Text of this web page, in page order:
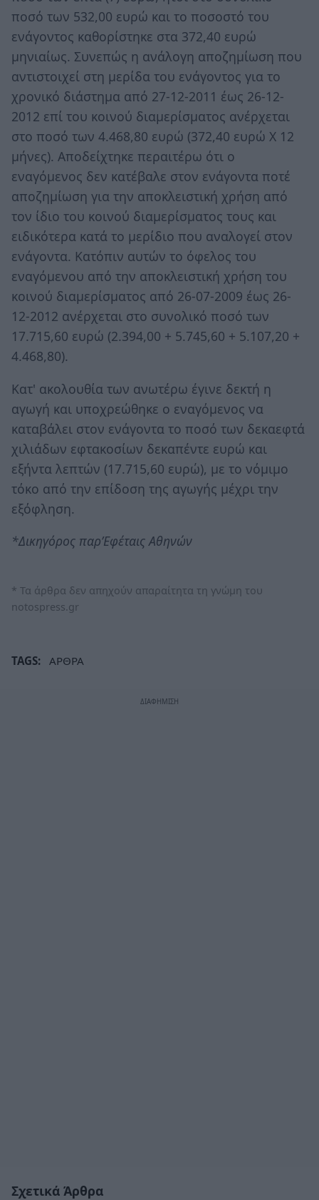
ποσό των 532,00 ευρώ και το ποσοστό του
ενάγοντος καθορίστηκε στα 372,40 ευρώ
μηνιαίως. Συνεπώς η ανάλογη αποζημίωση που
αντιστοιχεί στη μερίδα του ενάγοντος για το
χρονικό διάστημα από 27-12-2011 έως 26-12-
2012 επί του κοινού διαμερίσματος ανέρχεται
στο ποσό των 4.468,80 ευρώ (372,40 ευρώ Χ 12
μήνες). Αποδείχτηκε περαιτέρω ότι ο
εναγόμενος δεν κατέβαλε στον ενάγοντα ποτέ
αποζημίωση για την αποκλειστική χρήση από
τον ίδιο του κοινού διαμερίσματος τους και
ειδικότερα κατά το μερίδιο που αναλογεί στον
ενάγοντα. Κατόπιν αυτών το όφελος του
εναγόμενου από την αποκλειστική χρήση του
κοινού διαμερίσματος από 26-07-2009 έως 26-
12-2012 ανέρχεται στο συνολικό ποσό των
17.715,60 ευρώ (2.394,00 + 5.745,60 + 5.107,20 +
4.468,80).
Κατ' ακολουθία των ανωτέρω έγινε δεκτή η
αγωγή και υποχρεώθηκε ο εναγόμενος να
καταβάλει στον ενάγοντα το ποσό των δεκαεφτά
χιλιάδων εφτακοσίων δεκαπέντε ευρώ και
εξήντα λεπτών (17.715,60 ευρώ), με το νόμιμο
τόκο από την επίδοση της αγωγής μέχρι την
εξόφληση.
*Δικηγόρος παρ’Εφέταις Αθηνών
* Τα άρθρα δεν απηχούν απαραίτητα τη γνώμη του
notospress.gr
TAGS: ΑΡΘΡΑ
Σχετικά Άρθρα